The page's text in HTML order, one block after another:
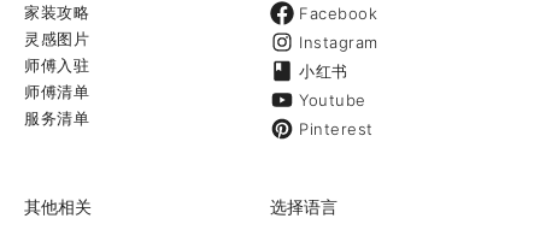
家装攻略
灵感图片
师傅入驻
师傅清单
服务清单
Facebook
Instagram
小红书
Youtube
Pinterest
其他相关 选择语言